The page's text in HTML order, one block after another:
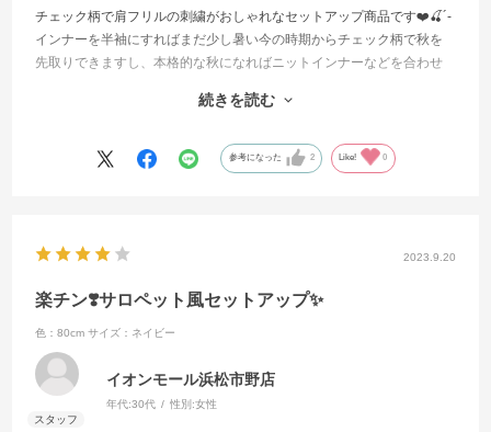
チェック柄で肩フリルの刺繍がおしゃれなセットアップ商品です❤️🍒´-
インナーを半袖にすればまだ少し暑い今の時期からチェック柄で秋を
先取りできますし、本格的な秋になればニットインナーなどを合わせ
上下セットで、それぞれ単体で使用も可能なので、コーディネートの
続きを読む
参考になった 2 Like! 0
2023.9.20
楽チン❣️サロペット風セットアップ✨
色：80cm サイズ：ネイビー
イオンモール浜松市野店
年代:30代 性別:女性